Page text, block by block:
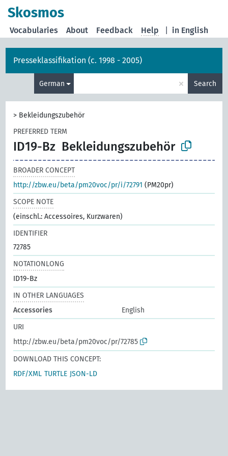
Skosmos
in English
Vocabularies About Feedback Help
Presseklassifikation (c. 1998 - 2005)
German × Search
> Bekleidungszubehör
PREFERRED TERM
ID19-Bz Bekleidungszubehör
BROADER CONCEPT
http://zbw.eu/beta/pm20voc/pr/i/72791 (PM20pr)
SCOPE NOTE
(einschl.: Accessoires, Kurzwaren)
IDENTIFIER
72785
NOTATIONLONG
ID19-Bz
IN OTHER LANGUAGES
Accessories
English
URI
http://zbw.eu/beta/pm20voc/pr/72785
DOWNLOAD THIS CONCEPT:
RDF/XML TURTLE JSON-LD